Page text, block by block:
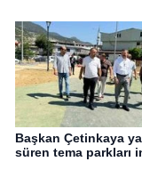
Başkan Çetinkaya
süren tema parkları